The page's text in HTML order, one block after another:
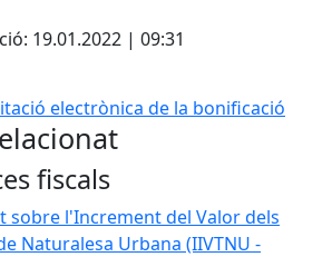
19.01.2022 | 09:31
electrònica de la bonificació
fiscals
sobre l'Increment del Valor dels
Naturalesa Urbana (IIVTNU -